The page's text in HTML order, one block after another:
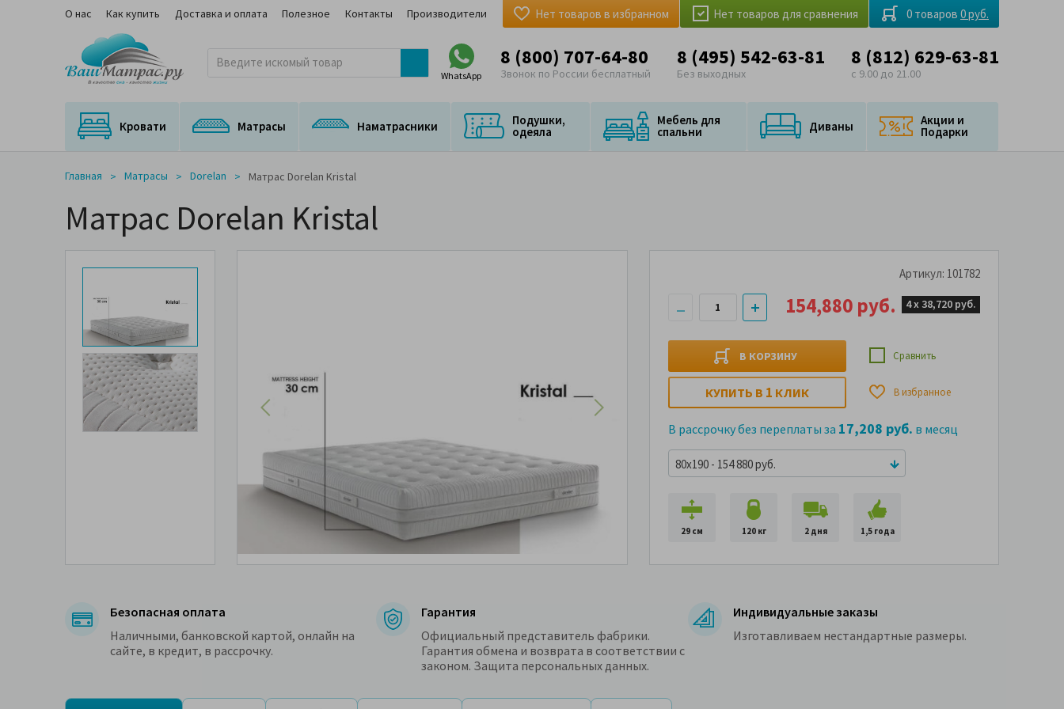
О нас Как купить Доставка и оплата Полезное Контакты Производители Нет товаров для сравнения
Нет товаров в избранном 0 товаров 0 руб.
WhatsApp
8 (800) 707-64-80
Звонок по России бесплатный
8 (495) 542-63-81
Без выходных
8 (812) 629-63-81
с 9.00 до 21.00
Кровати Матрасы Наматрасники Подушки,
одеяла
Мебель для
спальни Диваны Акции и
Подарки
Главная Матрасы Dorelan Матрас Dorelan Kristal
Матрас Dorelan Kristal
Артикул: 101782
154,880 руб. 4 х 38,720 руб.
В КОРЗИНУ Сравнить
В избранное
КУПИТЬ В 1 КЛИК
В рассрочку без переплаты за 17,208 руб. в месяц
80x190 - 154 880 руб.
29 см 120 кг 2 дня 1,5 года
Безопасная оплата
Наличными, банковской картой, онлайн на
сайте, в кредит, в рассрочку.
Гарантия
Официальный представитель фабрики.
Гарантия обмена и возврата в соответствии с
законом. Защита персональных данных.
Индивидуальные заказы
Изготавливаем нестандартные размеры.